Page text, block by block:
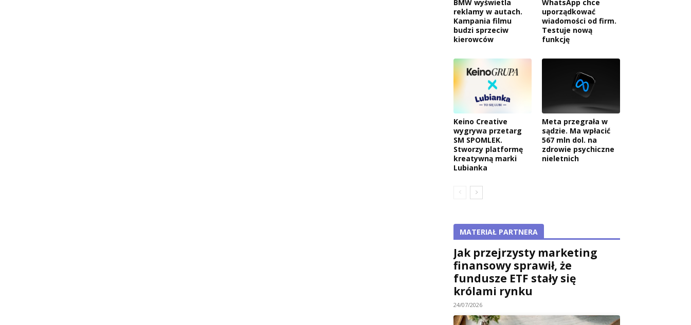
BMW wyświetla
reklamy w autach.
Kampania filmu
budzi sprzeciw
kierowców
WhatsApp chce
uporządkować
wiadomości od firm.
Testuje nową
funkcję
Keino Creative
wygrywa przetarg
SM SPOMLEK.
Stworzy platformę
kreatywną marki
Lubianka
Meta przegrała w
sądzie. Ma wpłacić
567 mln dol. na
zdrowie psychiczne
nieletnich
MATERIAŁ PARTNERA
Jak przejrzysty marketing
finansowy sprawił, że
fundusze ETF stały się
królami rynku
24/07/2026